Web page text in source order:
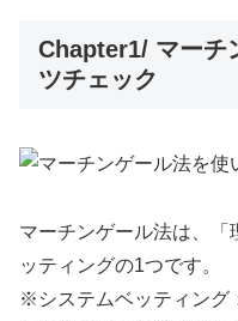
Chapter1/ マーチ
ツチェック
マーチンゲール法は、「
ッティングの1つです。
※システムベッティング